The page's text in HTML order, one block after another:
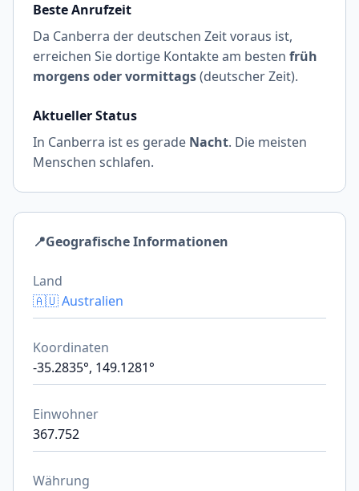
Beste Anrufzeit
Da Canberra der deutschen Zeit voraus ist,
erreichen Sie dortige Kontakte am besten früh
morgens oder vormittags(deutscher Zeit).
Aktueller Status
In Canberra ist es gerade Nacht. Die meisten
Menschen schlafen.
📍Geografische Informationen
Land
🇦🇺 Australien
Koordinaten
-35.2835°, 149.1281°
Einwohner
367.752
Währung